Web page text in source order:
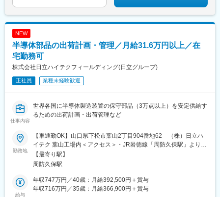
NEW
半導体部品の出荷計画・管理／月給31.6万円以上／在
宅勤務可
株式会社日立ハイテクフィールディング(日立グループ)
正社員 業種未経験歓迎
仕事内容
世界各国に半導体製造装置の保守部品（3万点以上）を安定供給す
るための出荷計画・出荷管理など
勤務地
【車通勤OK】山口県下松市葉山2丁目904番地62 （株）日立ハ
イテク 葉山工場内＜アクセス＞・JR岩徳線「周防久保駅」より車
で4分・「徳山東IC」から車で12分※受動喫煙対策：原則屋内禁煙
（喫煙専用室設置、または屋外に喫煙スペースあり／事業所によ
【最寄り駅】
周防久保駅
給与
年収747万円／40歳：月給392,500円＋賞与
年収716万円／35歳：月給366,900円＋賞与